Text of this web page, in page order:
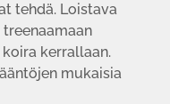
tehdä. Loistava
kerrallaan.
mukaisia